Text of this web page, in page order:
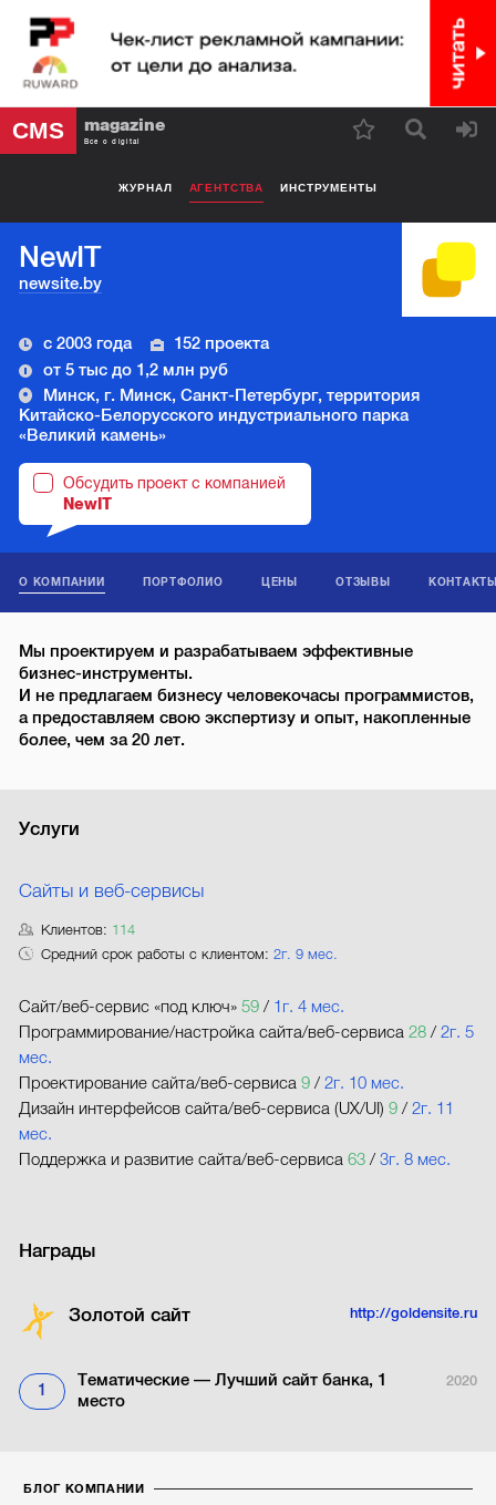
CMS magazine
Все о digital
ЖУРНАЛ АГЕНТСТВА ИНСТРУМЕНТЫ
NewIT
newsite.by
с 2003 года
152 проекта
от 5 тыс до 1,2 млн руб
Минск, г. Минск, Санкт-Петербург, территория
Китайско-Белорусского индустриального парка
«Великий камень»
Обсудить проект с компанией
NewIT
О КОМПАНИИ ПОРТФОЛИО ЦЕНЫ ОТЗЫВЫ
Мы проектируем и разрабатываем эффективные
бизнес-инструменты.
И не предлагаем бизнесу человекочасы программистов,
а предоставляем свою экспертизу и опыт, накопленные
более, чем за 20 лет.
Услуги
Сайты и веб-сервисы
Клиентов: 114
Средний срок работы с клиентом:2г. 9 мес.
Сайт/веб-сервис «под ключ» 59 / 1г. 4 мес.
Программирование/настройка сайта/веб-сервиса 28 /2г. 5
мес.
Проектирование сайта/веб-сервиса 9 /2г. 10 мес.
Дизайн интерфейсов сайта/веб-сервиса (UX/UI) 9 /2г. 11
мес.
Поддержка и развитие сайта/веб-сервиса 63 /3г. 8 мес.
Награды
Золотой сайт http://goldensite.ru
1
Тематические — Лучший сайт банка, 1
место
2020
БЛОГ КОМПАНИИ